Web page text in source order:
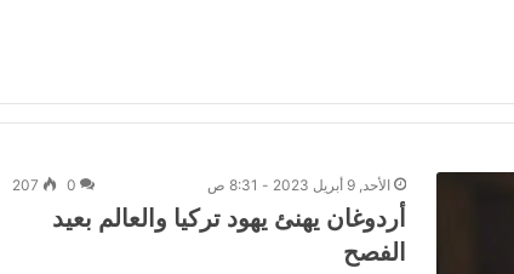
الأحد, 9 أبريل 2023 - 8:31 ص 0
207
أردوغان يهنئ يهود تركيا والعالم بعيد
الفصح